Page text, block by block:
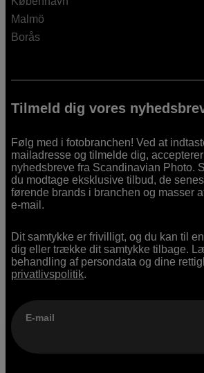
Malmö
Borås
Tilmeld dig vores
Følg med i fotobranchen! Ved at
mailadresse og tilmelde dig,
nyhedsbreve fra Scandinavian Photo.
du modtage eksklusive tilbud, de
førende brands i branchen og masser
e-mail.
Dit samtykke er frivilligt, og du kan til
dig eller trække dit samtykke tilbage.
behandling af persondata og dine
privatlivspolitik.
E-mail